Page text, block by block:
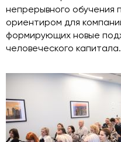
непрерывного обучения
ориентиром для
формирующих новые
человеческого капитала.